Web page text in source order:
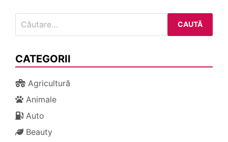
după:
CATEGORII
Agricultură
Animale
Auto
Beauty